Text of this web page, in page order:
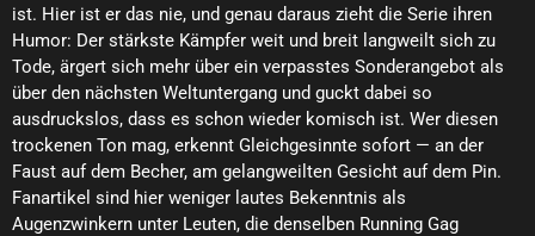
ist. Hier ist er das nie, und genau daraus zieht die Serie ihren
Humor: Der stärkste Kämpfer weit und breit langweilt sich zu
Tode, ärgert sich mehr über ein verpasstes Sonderangebot als
über den nächsten Weltuntergang und guckt dabei so
ausdruckslos, dass es schon wieder komisch ist. Wer diesen
trockenen Ton mag, erkennt Gleichgesinnte sofort — an der
Faust auf dem Becher, am gelangweilten Gesicht auf dem Pin.
Fanartikel sind hier weniger lautes Bekenntnis als
Augenzwinkern unter Leuten, die denselben Running Gag